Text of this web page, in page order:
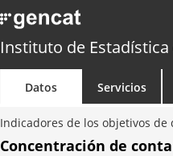
Instituto de Estadística
Datos Servicios
Indicadores de los objetivos
Concentración de